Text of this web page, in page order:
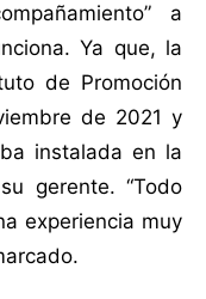
a
Ya que, la
de Promoción
de 2021 y
instalada en la
gerente. “Todo
experiencia muy